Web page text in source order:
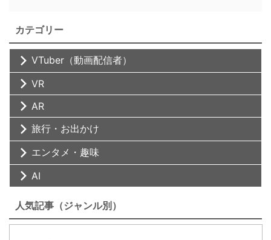
カテゴリー
VTuber（動画配信者）
VR
AR
旅行・お出かけ
エンタメ・趣味
AI
人気記事（ジャンル別）